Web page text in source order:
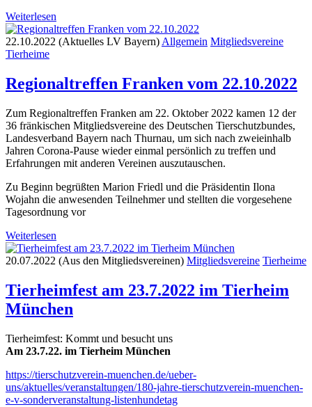
Weiterlesen
22.10.2022 (Aktuelles LV Bayern)Allgemein Mitgliedsvereine
Tierheime
Regionaltreffen Franken vom 22.10.2022
Zum Regionaltreffen Franken am 22. Oktober 2022 kamen 12 der
36 fränkischen Mitgliedsvereine des Deutschen Tierschutzbundes,
Landesverband Bayern nach Thurnau, um sich nach zweieinhalb
Jahren Corona-Pause wieder einmal persönlich zu treffen und
Erfahrungen mit anderen Vereinen auszutauschen.
Zu Beginn begrüßten Marion Friedl und die Präsidentin Ilona
Wojahn die anwesenden Teilnehmer und stellten die vorgesehene
Tagesordnung vor
Weiterlesen
20.07.2022 (Aus den Mitgliedsvereinen) Mitgliedsvereine Tierheime
Tierheimfest am 23.7.2022 im Tierheim
München
Tierheimfest: Kommt und besucht uns
Am 23.7.22. im Tierheim München
https://tierschutzverein-muenchen.de/ueber-
uns/aktuelles/veranstaltungen/180-jahre-tierschutzverein-muenchen-
e-v-sonderveranstaltung-listenhundetag